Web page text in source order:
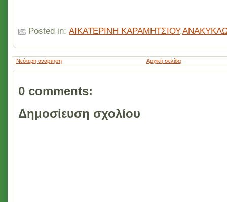
Posted in: ΑΙΚΑΤΕΡΙΝΗ ΚΑΡΑΜΗΤΣΙΟΥ,
Νεότερη ανάρτηση Αρχική σελίδα
0 comments:
Δημοσίευση σχολίου